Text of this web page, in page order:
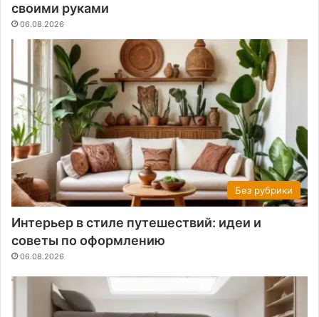
своими руками
06.08.2026
Без рубрики
Интерьер в стиле путешествий: идеи и
советы по оформлению
06.08.2026